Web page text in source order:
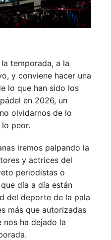
temporada, a la
y conviene hacer una
lo que han sido los
en 2026, un
olvidarnos de lo
peor.
iremos palpando la
y actrices del
periodistas o
día a día están
del deporte de la pala
más que autorizadas
nos ha dejado la